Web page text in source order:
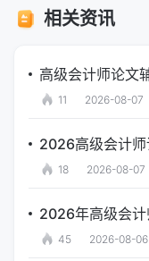
相关资讯
高级会计师论文
11 2026-08-07
2026高级会计
18 2026-08-07
2026年高级会
45 2026-08-06